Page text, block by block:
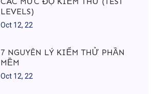
LEVELS)
Oct 12, 22
7 NGUYÊN LÝ KIỂM THỬ PHẦN
MỀM
Oct 12, 22